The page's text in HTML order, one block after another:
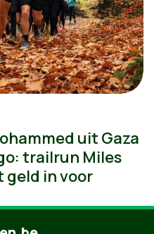
uit Gaza
trailrun Miles
geld in voor